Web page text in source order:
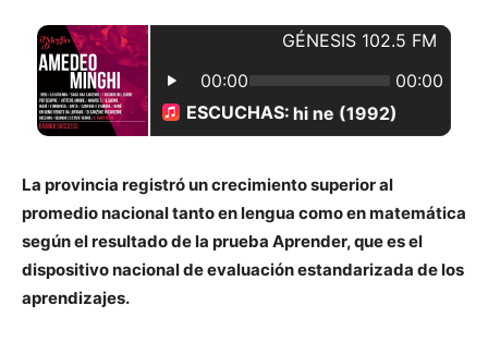
La provincia registró un crecimiento superior al
promedio nacional tanto en lengua como en matemática
según el resultado de la prueba Aprender, que es el
dispositivo nacional de evaluación estandarizada de los
aprendizajes.